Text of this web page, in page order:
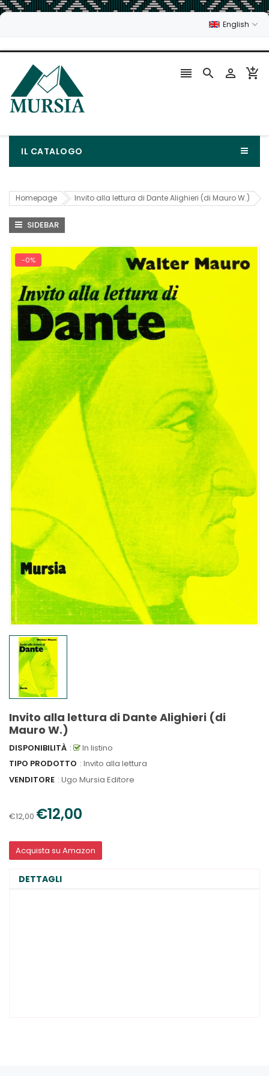
English
   
IL CATALOGO
Homepage Invito alla lettura di Dante Alighieri (di Mauro W.)
SIDEBAR
-0%
Invito alla lettura di Dante Alighieri (di
Mauro W.)
DISPONIBILITÀ :
In listino
TIPO PRODOTTO : Invito alla lettura
VENDITORE : Ugo Mursia Editore
€12,00 €12,00
Acquista su Amazon
DETTAGLI